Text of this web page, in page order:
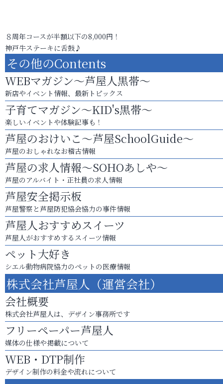
８周年コースが半額以下の8,000円！
神戸牛ステーキに舌鼓♪
その他のContents
WEBマガジン～芦屋人黒帯～
新店やイベント情報、最新トピックス
子育てマガジン～KID's黒帯～
楽しいイベントや体験記事も！
芦屋のおけいこ～芦屋SchoolGuide～
芦屋のおしゃれなお稽古情報
芦屋の求人情報～SOHOあしや～
芦屋のアルバイト・正社員の求人情報
芦屋安全掲示板
芦屋警察と芦屋防犯協会協力の事件情報
芦屋人おすすめスイーツ
芦屋人がおすすめするスイーツ情報
ペット大好き
シエル動物病院協力のペットの医療情報
株式会社芦屋人（運営会社）
会社概要
株式会社芦屋人は、デザイン事務所です
フリーペーパー芦屋人
媒体の仕様や掲載について
WEB・DTP制作
デザイン制作の料金や流れについて